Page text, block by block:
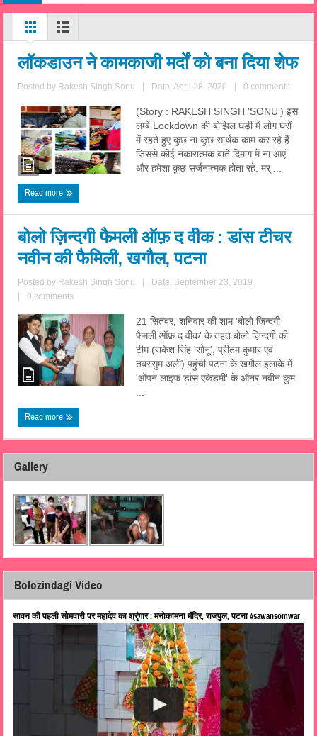
लॉकडाउन ने कामकाजी मर्दों को बना दिया शेफ
Posted by Rakesh Singh Sonu Date: April 28, 2020 0 comments
(Story : RAKESH SINGH 'SONU') इस
लम्बे Lockdown की बोझिल घड़ी में लोग घरों
में रहते हुए कुछ ना कुछ सार्थक काम कर रहे हैं
जिससे कोई नकारात्मक बातें दिमाग में ना आएं
और हमेशा कुछ सर्जनात्मक होता रहे. मर् ...
Read more
बोलो ज़िन्दगी फैमली ऑफ़ द वीक : डांस टीचर
नवीन की फैमिली, खगौल, पटना
Posted by Rakesh Singh Sonu
Date: September 23, 2019
0 comments
21 सितंबर, शनिवार की शाम 'बोलो ज़िन्दगी
फैमली ऑफ़ द वीक' के तहत बोलो ज़िन्दगी की
टीम (राकेश सिंह 'सोनू', प्रीतम कुमार एवं
तबस्सुम अली) पहुंची पटना के खगौल इलाके में
'ओपन लाइफ डांस एकेडमी' के ऑनर नवीन कुम
Read more
Gallery
Bolozindagi Video
सावन की पहली सोमवारी पर महादेव का श्रृंगार : मनोकामना मंदिर, राजपुल, पटना #sawansomwar